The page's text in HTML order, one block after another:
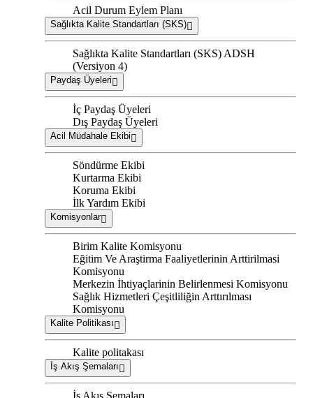
Acil Durum Eylem Planı
Sağlıkta Kalite Standartları (SKS)
Sağlıkta Kalite Standartları (SKS) ADSH
(Versiyon 4)
Paydaş Üyeleri
İç Paydaş Üyeleri
Dış Paydaş Üyeleri
Acil Müdahale Ekibi
Söndürme Ekibi
Kurtarma Ekibi
Koruma Ekibi
İlk Yardım Ekibi
Komisyonlar
Birim Kalite Komisyonu
Eğitim Ve Araştirma Faaliyetlerinin Arttirilmasi
Komisyonu
Merkezin İhtiyaçlarinin Belirlenmesi Komisyonu
Sağlık Hizmetleri Çeşitliliğin Arttırılması
Komisyonu
Kalite Politikası
Kalite politakası
İş Akış Şemaları